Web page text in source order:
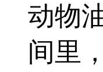
动物
间里